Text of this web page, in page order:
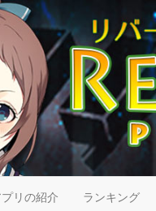
プリの紹介 ランキング